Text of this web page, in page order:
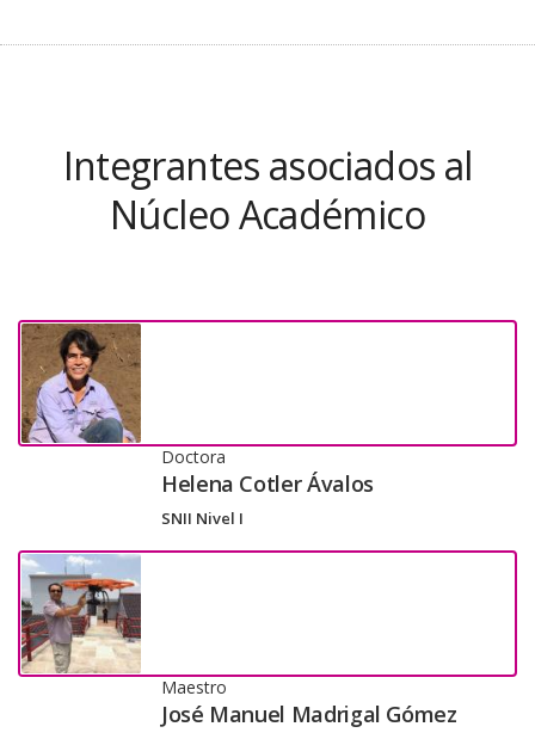
Integrantes asociados al
Núcleo Académico
Doctora
Helena Cotler Ávalos
SNII Nivel I
Maestro
José Manuel Madrigal Gómez